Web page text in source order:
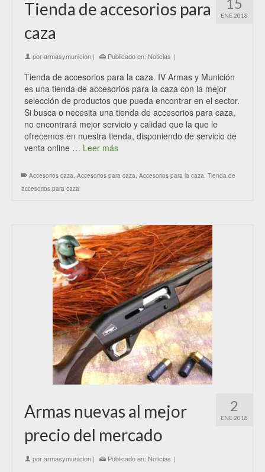
ENE 2018
Tienda de accesorios para
caza
porarmasymunicion | Publicado en: Noticias |
Tienda de accesorios para la caza. IV Armas y Munición
es una tienda de accesorios para la caza con la mejor
selección de productos que pueda encontrar en el sector.
Si busca o necesita una tienda de accesorios para caza,
no encontrará mejor servicio y calidad que la que le
ofrecemos en nuestra tienda, disponiendo de servicio de
venta online … Leer más
Accesorios caza, Accesorios para caza, Accesorios para la caza, Tienda de
accesorios para caza
2
ENE 2018
Armas nuevas al mejor
precio del mercado
porarmasymunicion | Publicado en: Noticias |